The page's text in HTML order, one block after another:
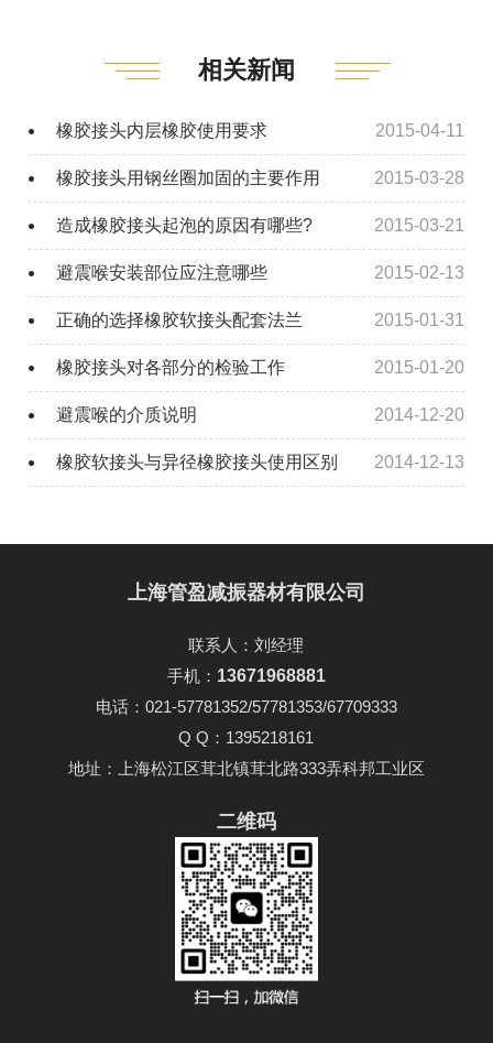
相关新闻
2015-04-11
橡胶接头内层橡胶使用要求
2015-03-28
橡胶接头用钢丝圈加固的主要作用
2015-03-21
造成橡胶接头起泡的原因有哪些?
2015-02-13
避震喉安装部位应注意哪些
2015-01-31
正确的选择橡胶软接头配套法兰
2015-01-20
橡胶接头对各部分的检验工作
2014-12-20
避震喉的介质说明
2014-12-13
橡胶软接头与异径橡胶接头使用区别
上海管盈减振器材有限公司
联系人：刘经理
手机： 13671968881
电话：021-57781352/57781353/67709333
Q Q：1395218161
地址：上海松江区茸北镇茸北路333弄科邦工业区
二维码